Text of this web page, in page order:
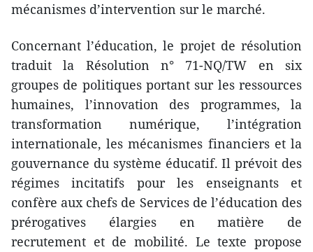
mécanismes d’intervention sur le marché.
Concernant l’éducation, le projet de résolution
traduit la Résolution n° 71-NQ/TW en six
groupes de politiques portant sur les ressources
humaines, l’innovation des programmes, la
transformation numérique, l’intégration
internationale, les mécanismes financiers et la
gouvernance du système éducatif. Il prévoit des
régimes incitatifs pour les enseignants et
confère aux chefs de Services de l’éducation des
prérogatives élargies en matière de
recrutement et de mobilité. Le texte propose